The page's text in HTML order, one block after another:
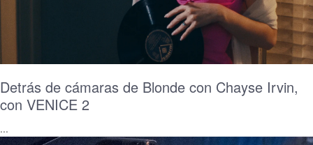
Detrás de cámaras de Blonde con Chayse Irvin,
con VENICE 2
...